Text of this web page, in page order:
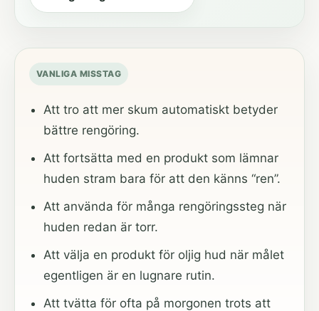
VANLIGA MISSTAG
Att tro att mer skum automatiskt betyder
bättre rengöring.
Att fortsätta med en produkt som lämnar
huden stram bara för att den känns “ren”.
Att använda för många rengöringssteg när
huden redan är torr.
Att välja en produkt för oljig hud när målet
egentligen är en lugnare rutin.
Att tvätta för ofta på morgonen trots att